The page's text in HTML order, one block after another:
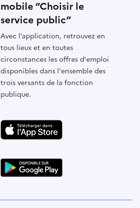
mobile “Choisir le
service public”
Avec l’application, retrouvez en
tous lieux et en toutes
circonstances les offres d'emploi
disponibles dans l'ensemble des
trois versants de la fonction
publique.